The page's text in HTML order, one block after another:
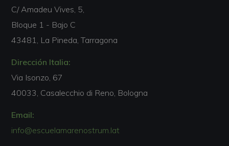
C/ Amadeu Vives, 5,
Bloque 1 - Bajo C
43481, La Pineda, Tarragona
Dirección Italia:
Via Isonzo, 67
40033, Casalecchio di Reno, Bologna
Email:
info@escuelamarenostrum.lat